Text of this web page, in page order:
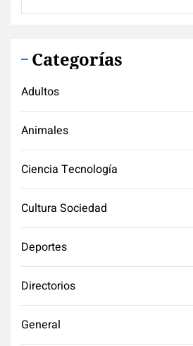
Categorías
Adultos
Animales
Ciencia Tecnología
Cultura Sociedad
Deportes
Directorios
General